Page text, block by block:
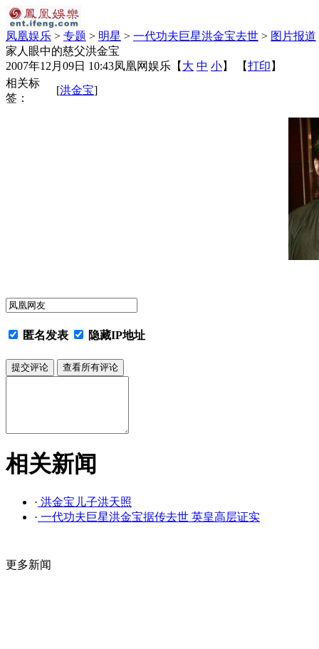
凤凰娱乐 > 专题 > 明星 > 一代功夫巨星洪金宝去世 > 图片报道
家人眼中的慈父洪金宝
2007年12月09日 10:43凤凰网娱乐 【 大 中 小】 【打印 】
相关标
签：
[洪金宝]
匿名发表 隐藏IP地址
相关新闻
· 洪金宝儿子洪天照
· 一代功夫巨星洪金宝据传去世 英皇高层证实
更多新闻